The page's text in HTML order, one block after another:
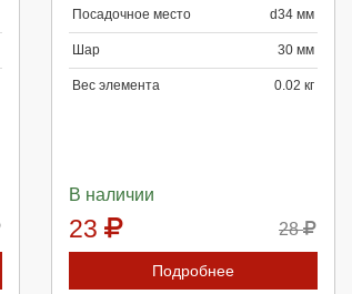
Посадочное место d34 мм
Шар 30 мм
Вес элемента 0.02 кг
В наличии
23 28
Подробнее
Продолжить Отмена